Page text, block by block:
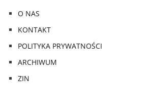
O NAS
KONTAKT
POLITYKA PRYWATNOŚCI
ARCHIWUM
ZIN